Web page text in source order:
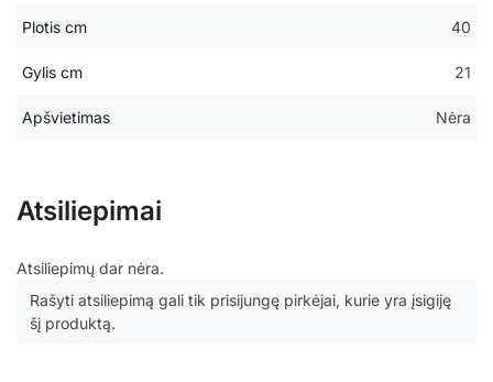
Plotis cm 40
Gylis cm 21
Apšvietimas Nėra
Atsiliepimai
Atsiliepimų dar nėra.
Rašyti atsiliepimą gali tik prisijungę pirkėjai, kurie yra įsigiję
šį produktą.